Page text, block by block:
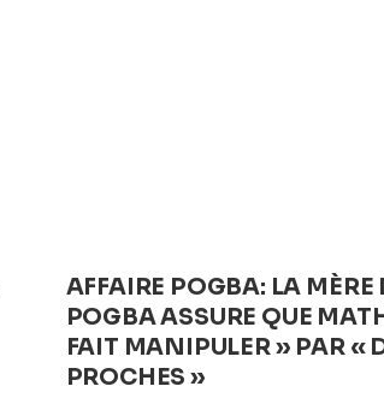
AFFAIRE POGBA: LA MÈRE
POGBA ASSURE QUE
FAIT MANIPULER » PAR «
PROCHES »